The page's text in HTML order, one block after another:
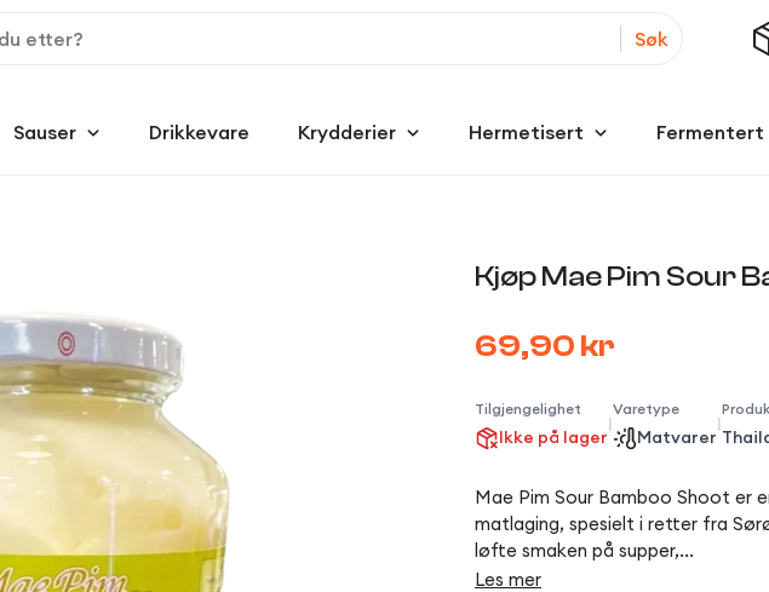
Søk
Sauser Drikkevare Krydderier Hermetisert Fermentert
Kjøp Mae Pim Sour
69,90 kr
Tilgjengelighet
Ikke på lager
|
Varetype
Matvarer
|
Mae Pim Sour Bamboo Shoot er
matlaging, spesielt i retter fra
løfte smaken på supper,...
Les mer